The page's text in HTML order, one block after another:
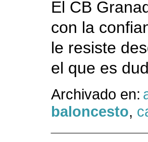
El CB
con la
le resiste
el que es
Archivado en:
baloncesto,